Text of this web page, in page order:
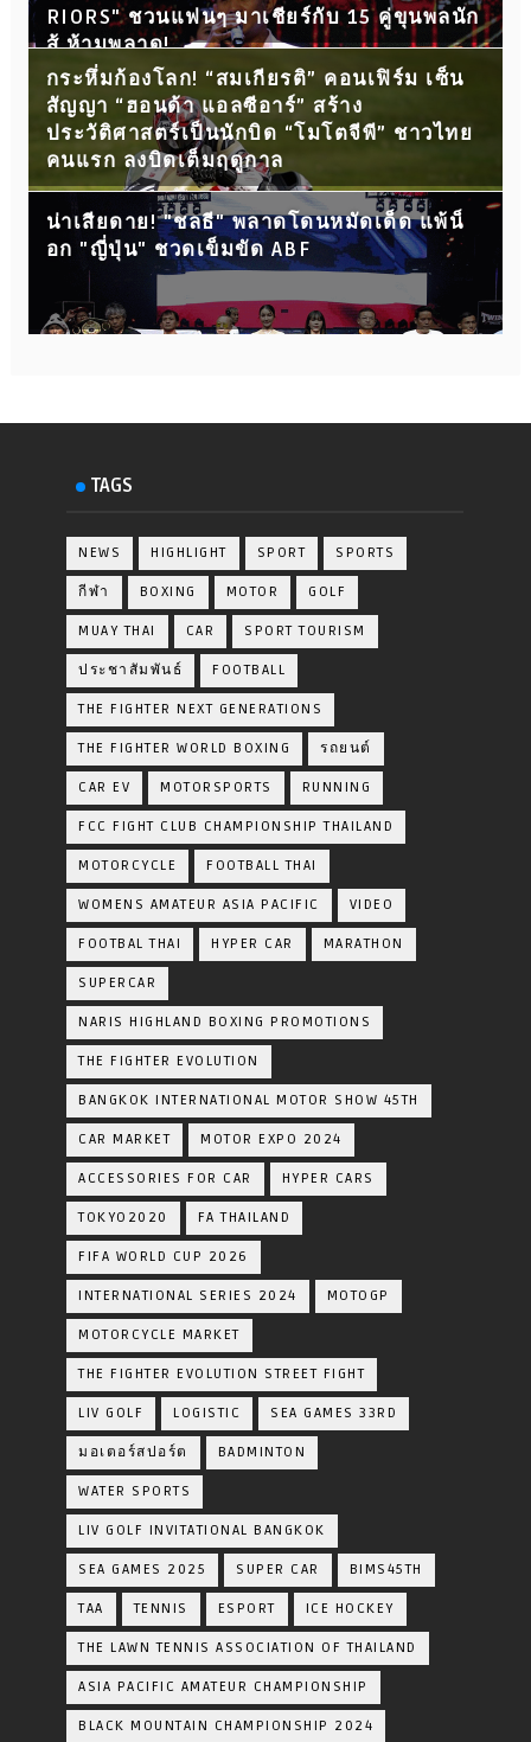
RIORS" ชวนแฟนๆ มาเชียร์กับ 15 คู่ขุนพลนัก
สู้ ห้ามพลาด!
กระหึ่มก้องโลก! “สมเกียรติ” คอนเฟิร์ม เซ็น
สัญญา “ฮอนด้า แอลซีอาร์” สร้าง
ประวัติศาสตร์เป็นนักบิด “โมโตจีพี” ชาวไทย
คนแรก ลงบิดเต็มฤดูกาล
น่าเสียดาย! "ชลธี" พลาดโดนหมัดเด็ด แพ้น็
อก "ญี่ปุ่น" ชวดเข็มขัด ABF
TAGS
NEWS HIGHLIGHT SPORT SPORTS
กีฬา BOXING MOTOR GOLF
MUAY THAI CAR SPORT TOURISM
ประชาสัมพันธ์ FOOTBALL
THE FIGHTER NEXT GENERATIONS
THE FIGHTER WORLD BOXING รถยนต์
CAR EV MOTORSPORTS RUNNING
FCC FIGHT CLUB CHAMPIONSHIP THAILAND
MOTORCYCLE FOOTBALL THAI
WOMENS AMATEUR ASIA PACIFIC VIDEO
FOOTBAL THAI HYPER CAR MARATHON
SUPERCAR
NARIS HIGHLAND BOXING PROMOTIONS
THE FIGHTER EVOLUTION
BANGKOK INTERNATIONAL MOTOR SHOW 45TH
CAR MARKET MOTOR EXPO 2024
ACCESSORIES FOR CAR HYPER CARS
TOKYO2020 FA THAILAND
FIFA WORLD CUP 2026
INTERNATIONAL SERIES 2024 MOTOGP
MOTORCYCLE MARKET
THE FIGHTER EVOLUTION STREET FIGHT
LIV GOLF LOGISTIC SEA GAMES 33RD
มอเตอร์สปอร์ต BADMINTON
WATER SPORTS
LIV GOLF INVITATIONAL BANGKOK
SEA GAMES 2025 SUPER CAR BIMS45TH
TAA TENNIS ESPORT ICE HOCKEY
THE LAWN TENNIS ASSOCIATION OF THAILAND
ASIA PACIFIC AMATEUR CHAMPIONSHIP
BLACK MOUNTAIN CHAMPIONSHIP 2024